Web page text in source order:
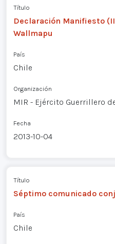
Título
Declaración Manifiesto
Wallmapu
País
Chile
Organización
MIR - Ejército Guerrillero
Fecha
2013-10-04
Título
Séptimo comunicado
País
Chile